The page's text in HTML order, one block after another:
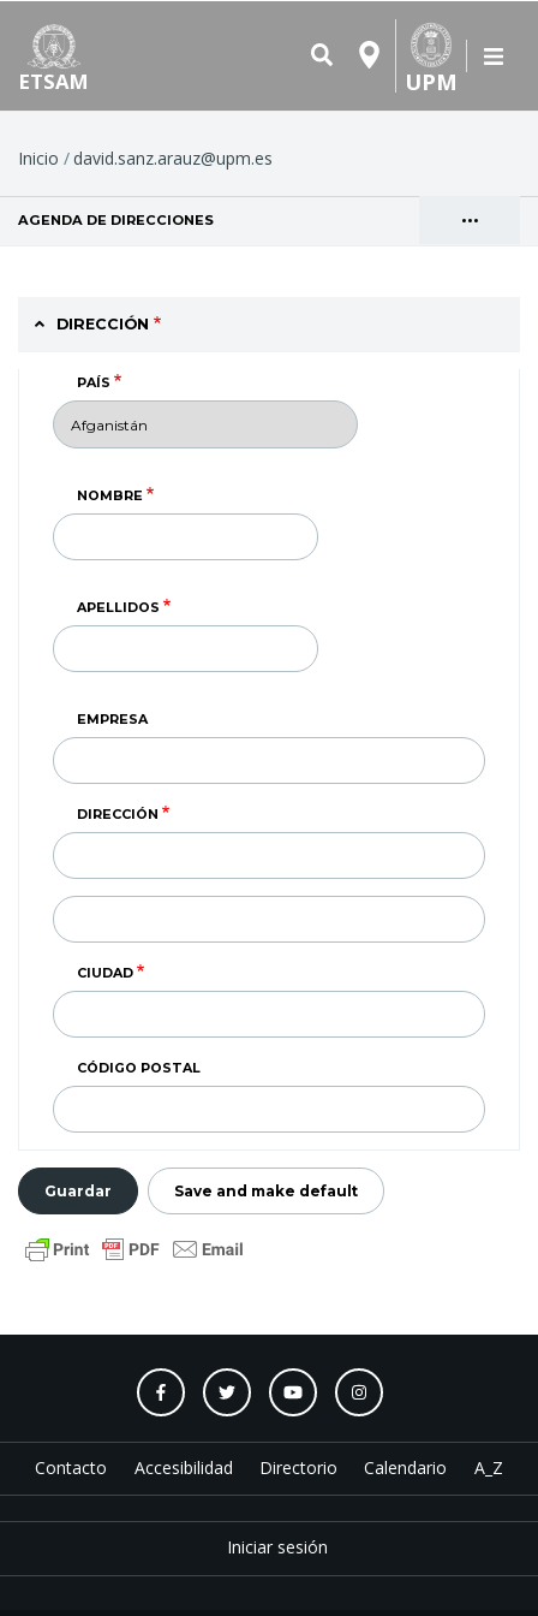
ETSAM UPM
Ruta
de
navegación
Inicio david.sanz.arauz@upm.es
•••
AGENDA DE DIRECCIONES
DIRECCIÓN
PAÍS
NOMBRE
APELLIDOS
EMPRESA
DIRECCIÓN
LINEA)
CIUDAD
CÓDIGO POSTAL
Contacto Accesibilidad Directorio Calendario A_Z
Iniciar sesión